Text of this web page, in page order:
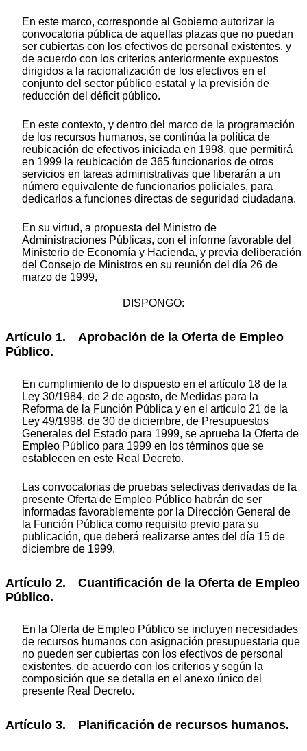
En este marco, corresponde al Gobierno autorizar la
convocatoria pública de aquellas plazas que no puedan
ser cubiertas con los efectivos de personal existentes, y
de acuerdo con los criterios anteriormente expuestos
dirigidos a la racionalización de los efectivos en el
conjunto del sector público estatal y la previsión de
reducción del déficit público.
En este contexto, y dentro del marco de la programación
de los recursos humanos, se continúa la política de
reubicación de efectivos iniciada en 1998, que permitirá
en 1999 la reubicación de 365 funcionarios de otros
servicios en tareas administrativas que liberarán a un
número equivalente de funcionarios policiales, para
dedicarlos a funciones directas de seguridad ciudadana.
En su virtud, a propuesta del Ministro de
Administraciones Públicas, con el informe favorable del
Ministerio de Economía y Hacienda, y previa deliberación
del Consejo de Ministros en su reunión del día 26 de
marzo de 1999,
DISPONGO:
Artículo 1. Aprobación de la Oferta de Empleo
Público.
En cumplimiento de lo dispuesto en el artículo 18 de la
Ley 30/1984, de 2 de agosto, de Medidas para la
Reforma de la Función Pública y en el artículo 21 de la
Ley 49/1998, de 30 de diciembre, de Presupuestos
Generales del Estado para 1999, se aprueba la Oferta de
Empleo Público para 1999 en los términos que se
establecen en este Real Decreto.
Las convocatorias de pruebas selectivas derivadas de la
presente Oferta de Empleo Público habrán de ser
informadas favorablemente por la Dirección General de
la Función Pública como requisito previo para su
publicación, que deberá realizarse antes del día 15 de
diciembre de 1999.
Artículo 2. Cuantificación de la Oferta de Empleo
Público.
En la Oferta de Empleo Público se incluyen necesidades
de recursos humanos con asignación presupuestaria que
no pueden ser cubiertas con los efectivos de personal
existentes, de acuerdo con los criterios y según la
composición que se detalla en el anexo único del
presente Real Decreto.
Artículo 3. Planificación de recursos humanos.